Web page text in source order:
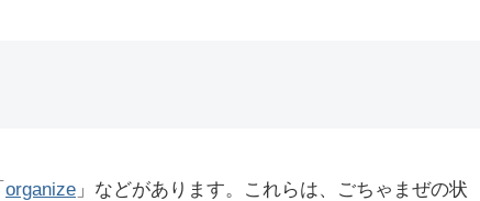
organize 」などがあります。これらは、ごちゃまぜの状